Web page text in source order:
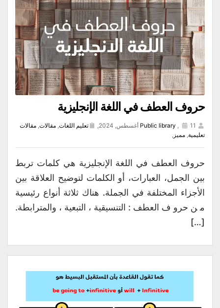
حروف العطف في اللغة الإنجليزية
Public library , 11 أغسطس, 2024, تعليم اللغات, مقالات, مقالات
تعليمية, مميز ,
حروف العطف في اللغة الإنجليزية هي كلمات تربط
بين الجمل، العبارات، أو الكلمات لتوضيح العلاقة بين
الأجزاء المختلفة في الجملة. هناك ثلاثة أنواع رئيسية
من حروف العطف: التنسيقية، التبعية، والمترابطة.
[…]